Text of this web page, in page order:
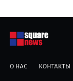
О НАС КОНТАКТЫ